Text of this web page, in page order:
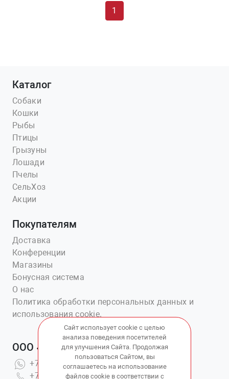
1
Каталог
Собаки
Кошки
Рыбы
Птицы
Грызуны
Лошади
Пчелы
СельХоз
Акции
Покупателям
Доставка
Конференции
Магазины
Бонусная система
О нас
Политика обработки персональных данных и
использования cookie.
ООО «Ветаптека №1»
+7(914)703-76-43
+7(423)202-51-15 вн.4
Сайт использует cookie с целью
анализа поведения посетителей
для улучшения Сайта. Продолжая
пользоваться Сайтом, вы
соглашаетесь на использование
файлов cookie в соответствии с